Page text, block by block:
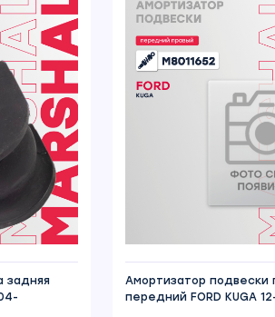
задняя
Амортизатор подвески
передний FORD KUGA